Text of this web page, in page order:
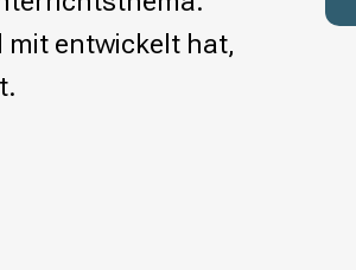
mit entwickelt hat,